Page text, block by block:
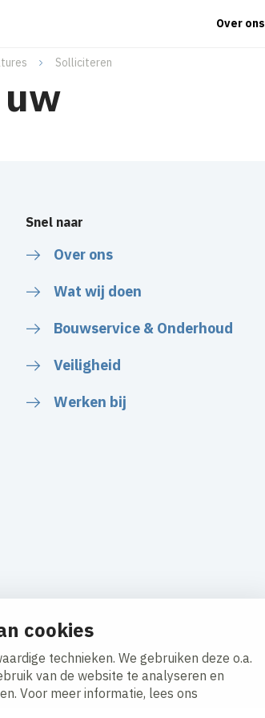
cookies
technieken. We gebruiken deze o.a.
van de website te analyseren en
Voor meer informatie, lees ons
Over ons
Solliciteren
Snel naar
Over ons
Wat wij doen
Bouwservice & Onderhoud
Veiligheid
Werken bij
Responsible disclosure